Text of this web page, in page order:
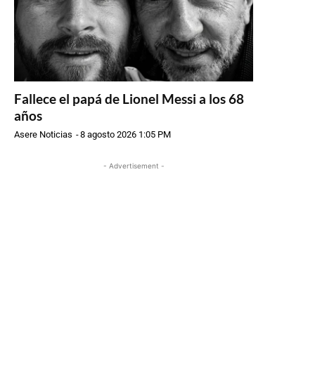
Fallece el papá de Lionel Messi a los 68
años
Asere Noticias -8 agosto 2026 1:05 PM
- Advertisement -